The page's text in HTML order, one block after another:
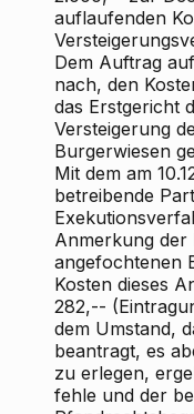
auflaufenden
Dem Auftrag
nach, den
das Erstgericht
Versteigerung
Burgerwiesen
Mit dem am
betreibende
Anmerkung der
angefochtenen
Kosten dieses
282,--
dem Umstand,
beantragt, es
zu erlegen,
fehle und der